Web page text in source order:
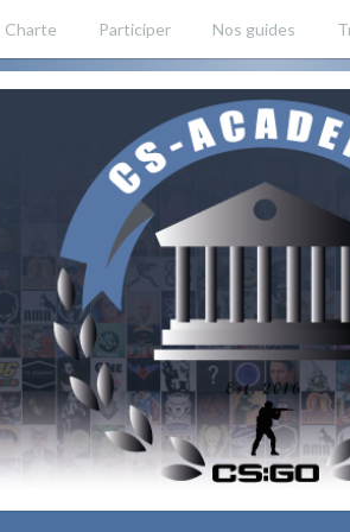
Charte Participer Nos guides